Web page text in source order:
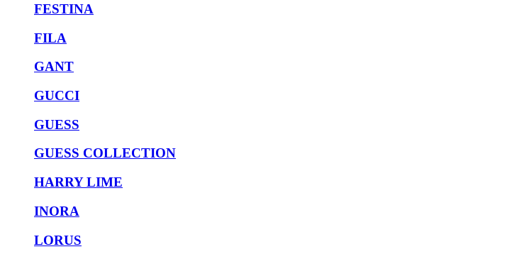
FESTINA
FILA
GANT
GUCCI
GUESS
GUESS COLLECTION
HARRY LIME
INORA
LORUS